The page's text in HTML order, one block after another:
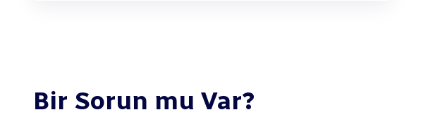
Bir Sorun mu Var?